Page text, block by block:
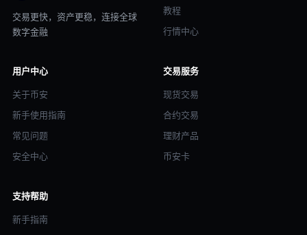
交易更快，资产更稳，连接全球
数字金融
教程
行情中心
用户中心
关于币安
新手使用指南
常见问题
安全中心
交易服务
现货交易
合约交易
理财产品
币安卡
支持帮助
新手指南